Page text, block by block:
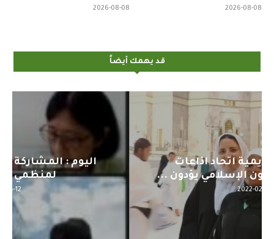
2026-08-08 2026-08-08
قد يهمك أيضاً
اليوم : المشاركة بالاجتماع التحضيري
لمنظمي قمة اسيا...